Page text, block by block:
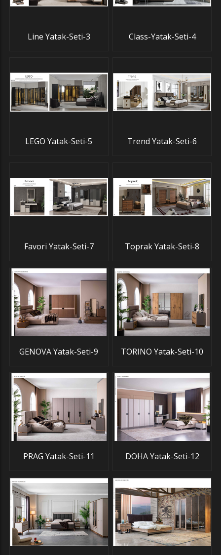
Line Yatak-Seti-3 Class-Yatak-Seti-4
LEGO Yatak-Seti-5 Trend Yatak-Seti-6
Favori Yatak-Seti-7 Toprak Yatak-Seti-8
GENOVA Yatak-Seti-9 TORINO Yatak-Seti-10
PRAG Yatak-Seti-11 DOHA Yatak-Seti-12